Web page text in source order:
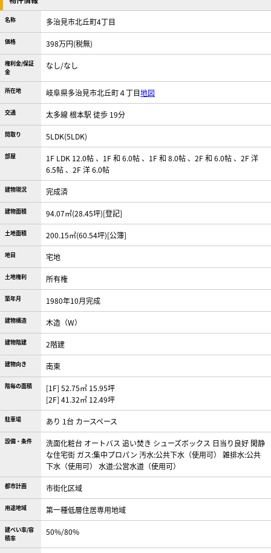
名称 多治見市北丘町4丁目
価格 398万円(税無)
権利金/保証
金
なし/なし
所在地 岐阜県多治見市北丘町４丁目地図
交通 太多線 根本駅 徒歩 19分
間取り 5LDK(5LDK)
部屋
1F LDK 12.0帖 、1F 和 6.0帖 、1F 和 8.0帖 、2F 和 6.0帖 、2F 洋
6.5帖 、2F 洋 6.0帖
建物現況 完成済
建物面積 94.07㎡(28.45坪)[登記]
土地面積 200.15㎡(60.54坪)[公簿]
地目 宅地
土地権利 所有権
築年月 1980年10月完成
建物構造 木造（W）
建物階建 2階建
建物向き 南東
階毎の面積
[1F] 52.75㎡ 15.95坪
[2F] 41.32㎡ 12.49坪
駐車場 あり 1台 カースペース
設備・条件 洗面化粧台 オートバス 追い焚き シューズボックス 日当り良好 閑静
な住宅街 ガス:集中プロパン 汚水:公共下水（使用可）
雑排水:公共
下水（使用可）
水道:公営水道（使用可）
都市計画 市街化区域
用途地域 第一種低層住居専用地域
建ぺい率/容
積率
50%/80%